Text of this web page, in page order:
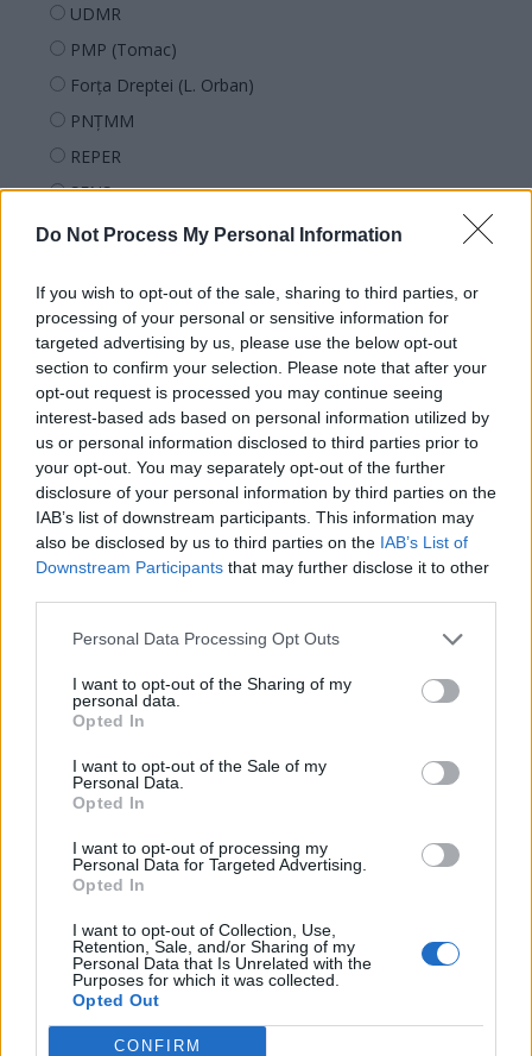
Do Not Process My Personal Information
If you wish to opt-out of the sale, sharing to third parties, or
processing of your personal or sensitive information for
targeted advertising by us, please use the below opt-out
section to confirm your selection. Please note that after your
opt-out request is processed you may continue seeing
interest-based ads based on personal information utilized by
us or personal information disclosed to third parties prior to
your opt-out. You may separately opt-out of the further
disclosure of your personal information by third parties on the
IAB’s list of downstream participants. This information may
also be disclosed by us to third parties on the IAB’s List of
Downstream Participants that may further disclose it to other
Personal Data Processing Opt Outs
I want to opt-out of the Sharing of my
personal data.
Opted In
I want to opt-out of the Sale of my
Personal Data.
Opted In
I want to opt-out of processing my
Personal Data for Targeted Advertising.
Opted In
I want to opt-out of Collection, Use,
Retention, Sale, and/or Sharing of my
Personal Data that Is Unrelated with the
Purposes for which it was collected.
Opted Out
CONFIRM
UDMR
PMP (Tomac)
Forța Dreptei (L. Orban)
PNȚMM
REPER
SENS
SOS (Șoșoacă)
PACE (Peia)
Acțiunea Conservatoare (Târziu)
PDF (Lazarus)
PUSL (D. Voiculescu)
PNȚCD (Pavelescu)
PNCR (Terheș)
Partidul Patrioților (Surugiu)
FAR (Coarnă)
România pe Primul Loc (Ponta)
Arhiva sondajelor
ad